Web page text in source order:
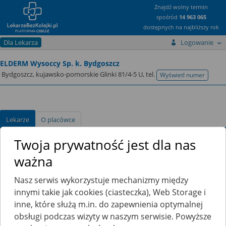
Znajdź wolny termin
spośród 14 963 065
dostępnych na najbliższy rok
Dla Lekarza Logowanie
ELDERM Wysoccy Sp. k. Bydgoszcz
Bydgoszcz, kujawsko-pomorskie Glinki 81/4-5 U, tel. Wyświetl numer
telefonu
Lekarze O placówce
Terminarze Filtrowanie wyników
Poradnia Dermatologiczna
dr n. med.Katarzyna Chuchla - Szczupacka
dermatolog, wenerolog
Twoja prywatność jest dla nas
ważna
Nasz serwis wykorzystuje mechanizmy między
innymi takie jak cookies (ciasteczka), Web Storage i
inne, które służą m.in. do zapewnienia optymalnej
obsługi podczas wizyty w naszym serwisie. Powyższe